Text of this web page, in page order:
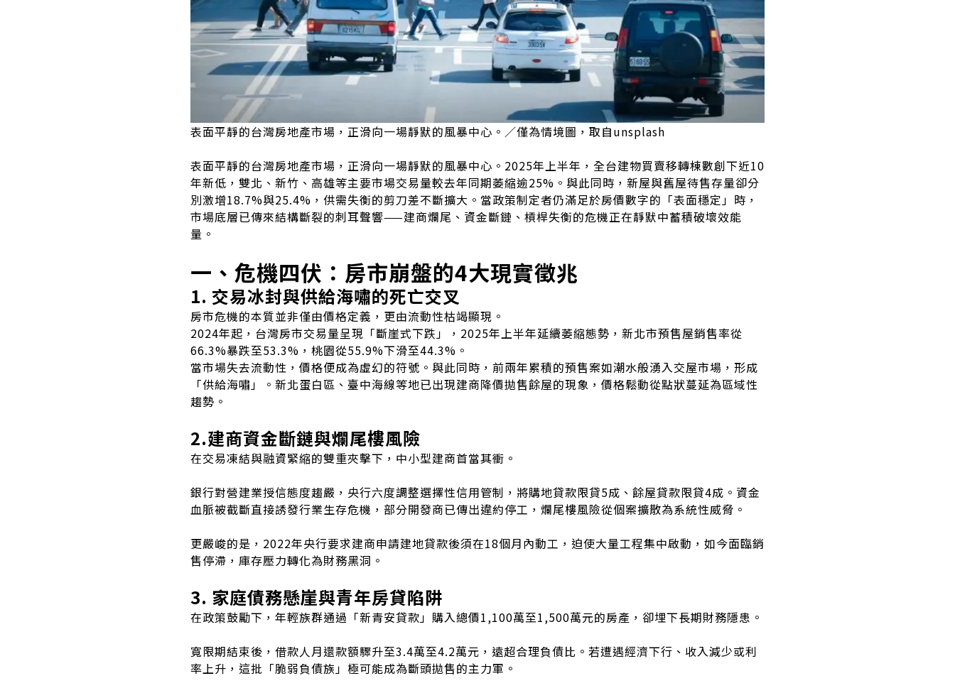
表面平靜的台灣房地產市場，正滑向一場靜默的風暴中心。／僅為情境圖，取自unsplash
表面平靜的台灣房地產市場，正滑向一場靜默的風暴中心。2025年上半年，全台建物買賣移轉棟數創下近10
年新低，雙北、新竹、高雄等主要市場交易量較去年同期萎縮逾25%。與此同時，新屋與舊屋待售存量卻分
別激增18.7%與25.4%，供需失衡的剪刀差不斷擴大。當政策制定者仍滿足於房價數字的「表面穩定」時，
市場底層已傳來結構斷裂的刺耳聲響——建商爛尾、資金斷鏈、槓桿失衡的危機正在靜默中蓄積破壞效能
量。
一、危機四伏：房市崩盤的4大現實徵兆
1. 交易冰封與供給海嘯的死亡交叉
房市危機的本質並非僅由價格定義，更由流動性枯竭顯現。
2024年起，台灣房市交易量呈現「斷崖式下跌」，2025年上半年延續萎縮態勢，新北市預售屋銷售率從
66.3%暴跌至53.3%，桃園從55.9%下滑至44.3%。
當市場失去流動性，價格便成為虛幻的符號。與此同時，前兩年累積的預售案如潮水般湧入交屋市場，形成
「供給海嘯」。新北蛋白區、臺中海線等地已出現建商降價拋售餘屋的現象，價格鬆動從點狀蔓延為區域性
趨勢。
2.建商資金斷鏈與爛尾樓風險
在交易凍結與融資緊縮的雙重夾擊下，中小型建商首當其衝。
銀行對營建業授信態度趨嚴，央行六度調整選擇性信用管制，將購地貸款限貸5成、餘屋貸款限貸4成。資金
血脈被截斷直接誘發行業生存危機，部分開發商已傳出違約停工，爛尾樓風險從個案擴散為系統性威脅。
更嚴峻的是，2022年央行要求建商申請建地貸款後須在18個月內動工，迫使大量工程集中啟動，如今面臨銷
售停滯，庫存壓力轉化為財務黑洞。
3. 家庭債務懸崖與青年房貸陷阱
在政策鼓勵下，年輕族群通過「新青安貸款」購入總價1,100萬至1,500萬元的房產，卻埋下長期財務隱患。
寬限期結束後，借款人月還款額驟升至3.4萬至4.2萬元，遠超合理負債比。若遭遇經濟下行、收入減少或利
率上升，這批「脆弱負債族」極可能成為斷頭拋售的主力軍。